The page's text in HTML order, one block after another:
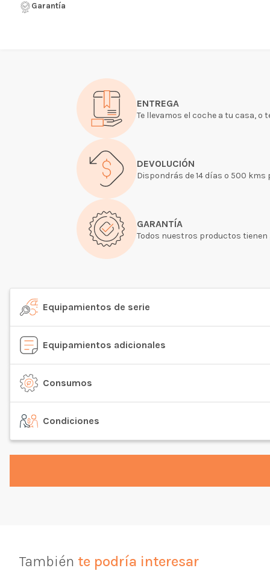
ENTREGA
Te llevamos el coche a tu casa, o
DEVOLUCIÓN
Dispondrás de 14 días o 500 kms
GARANTÍA
Todos nuestros productos tienen
Equipamientos de serie
Equipamientos adicionales
Consumos
Condiciones
Garantía
También te podría interesar